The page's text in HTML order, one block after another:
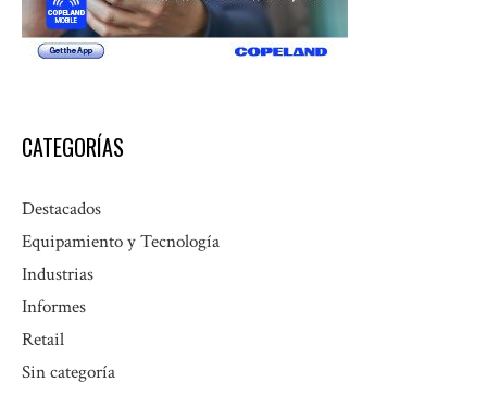
CATEGORÍAS
Destacados
Equipamiento y Tecnología
Industrias
Informes
Retail
Sin categoría